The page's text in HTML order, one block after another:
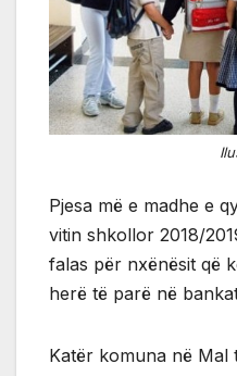
Pjesa më e madhe e
vitin shkollor 2018/
falas për nxënësit që
herë të parë në
Katër komuna në Mal